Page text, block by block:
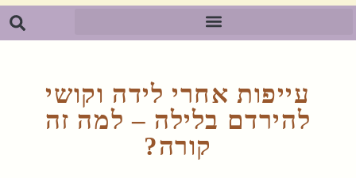
עייפות אחרי לידה וקושי
להירדם בלילה – למה זה
קורה?